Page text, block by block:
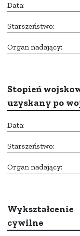
Data:
Starszeństwo:
Organ nadający:
Stopień
uzyskany po
Data:
Starszeństwo:
Organ nadający:
Wykształcenie
cywilne